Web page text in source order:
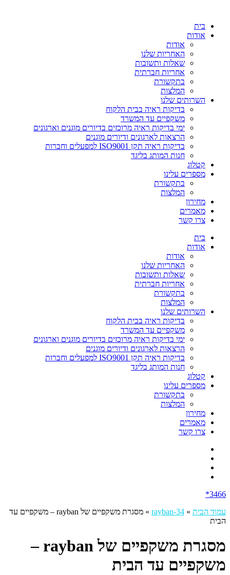
בית
אודות
אודות
האחריות שלנו
שאלות ותשובות
אחריות חברתית
בתקשורת
המלצות
השרותים שלנו
בדיקות ראיה בבית הלקוח
משקפיים עד המשרד
ימי בדיקות ראיה מרוכזים בדיורים מוגנים וארגונים
הרצאות לארגונים ודיורים מוגנים
בדיקות ראיה תקן ISO9001 למפעלים וחברות
חנות המותג בליגד
קטלוג
מספרים עלינו
בתקשורת
המלצות
מחירון
מאמרים
צרו קשר
בית
אודות
אודות
האחריות שלנו
שאלות ותשובות
אחריות חברתית
בתקשורת
המלצות
השרותים שלנו
בדיקות ראיה בבית הלקוח
משקפיים עד המשרד
ימי בדיקות ראיה מרוכזים בדיורים מוגנים וארגונים
הרצאות לארגונים ודיורים מוגנים
בדיקות ראיה תקן ISO9001 למפעלים וחברות
חנות המותג בליגד
קטלוג
מספרים עלינו
בתקשורת
המלצות
מחירון
מאמרים
צרו קשר
3466*
עמוד הבית »
rayban-34
»
מסגרת משקפיים של rayban – משקפיים עד
הבית
מסגרת משקפיים של rayban –
משקפיים עד הבית